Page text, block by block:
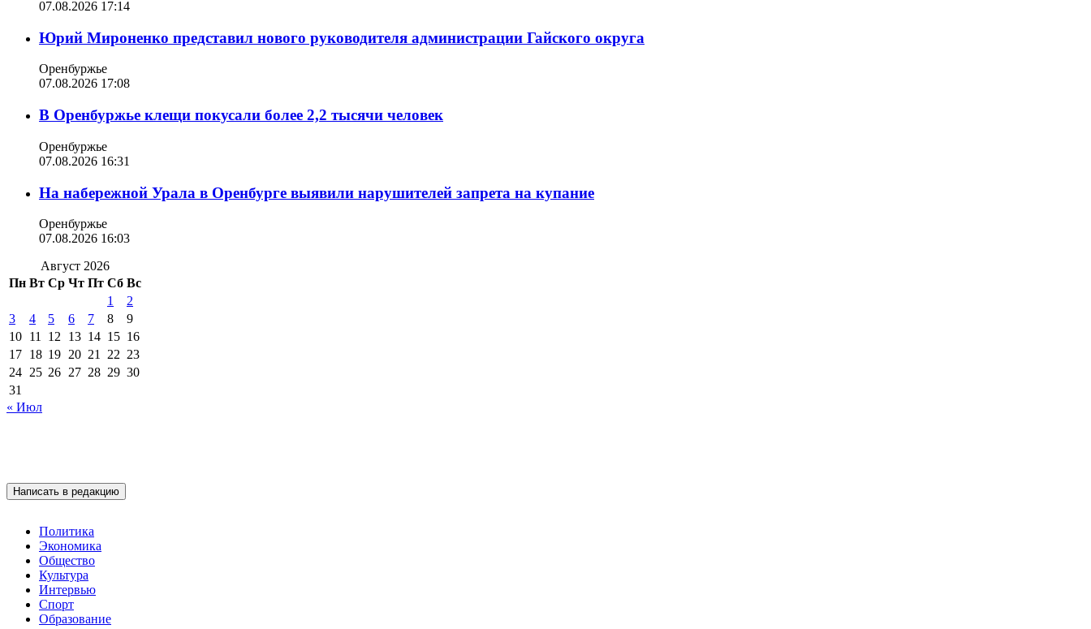
07.08.2026 17:14
Юрий Мироненко представил нового руководителя администрации Гайского округа
Оренбуржье
07.08.2026 17:08
В Оренбуржье клещи покусали более 2,2 тысячи человек
Оренбуржье
07.08.2026 16:31
На набережной Урала в Оренбурге выявили нарушителей запрета на купание
Оренбуржье
07.08.2026 16:03
Август 2026
Пн Вт Ср Чт Пт Сб Вс
1
2
3
4 5 6 7 8
9
10 11 12 13 14 15 16
17 18 19 20 21 22 23
24 25 26 27 28 29 30
31
« Июл
Написать в редакцию
Политика
Экономика
Общество
Культура
Интервью
Спорт
Образование